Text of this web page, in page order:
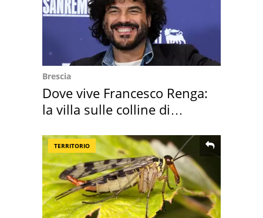
Brescia
Dove vive Francesco Renga:
la villa sulle colline di
TERRITORIO